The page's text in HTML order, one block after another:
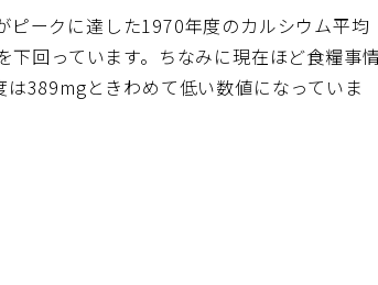
ピークに達した1970年度のカルシウム平均
回っています。ちなみに現在ほど食糧事情
389mgときわめて低い数値になっていま